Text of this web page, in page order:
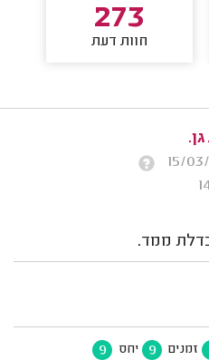
273
חוות דעת
ממד.
זמנים 9 יחס 9